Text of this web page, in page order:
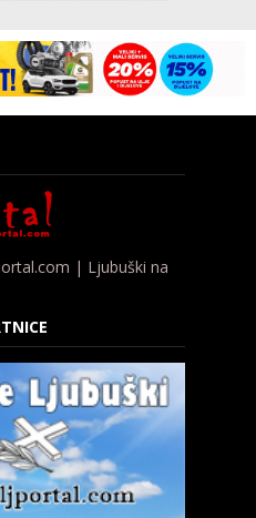
| Ljubuški na